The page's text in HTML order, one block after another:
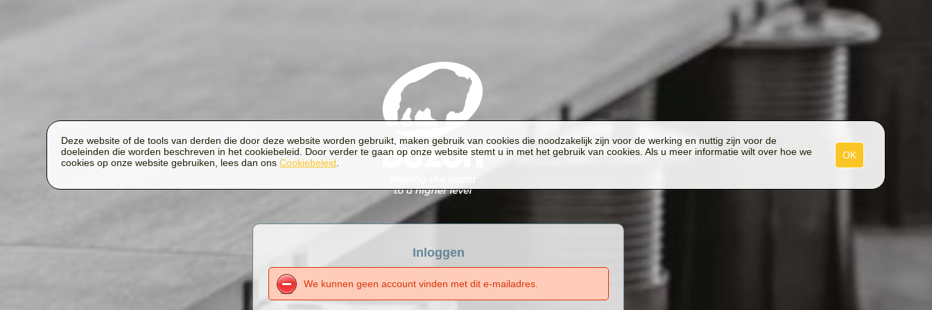
Inloggen
We kunnen geen account vinden met dit e-mailadres.
OK
Deze website of de tools van derden die door deze website worden gebruikt, maken gebruik van cookies die noodzakelijk zijn voor de werking en nuttig zijn voor de
doeleinden die worden beschreven in het cookiebeleid. Door verder te gaan op onze website stemt u in met het gebruik van cookies. Als u meer informatie wilt over hoe we
cookies op onze website gebruiken, lees dan onsCookiebeleid.